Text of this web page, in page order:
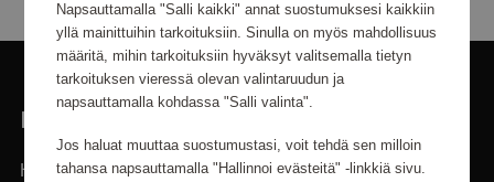
Napsauttamalla "Salli kaikki" annat suostumuksesi kaikkiin
yllä mainittuihin tarkoituksiin. Sinulla on myös mahdollisuus
määritä, mihin tarkoituksiin hyväksyt valitsemalla tietyn
tarkoituksen vieressä olevan valintaruudun ja
napsauttamalla kohdassa "Salli valinta".
Jos haluat muuttaa suostumustasi, voit tehdä sen milloin
tahansa napsauttamalla "Hallinnoi evästeitä" -linkkiä sivu.
LINKIT
Hem